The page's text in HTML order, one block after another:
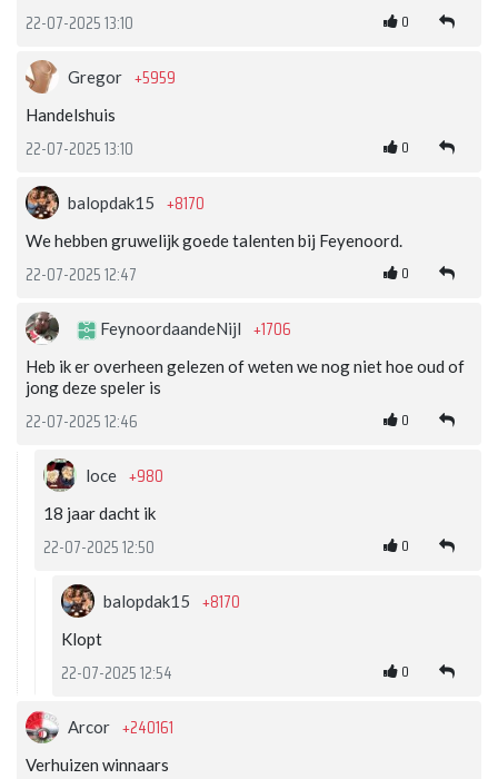
22-07-2025 13:10 0
Gregor +5959
Handelshuis
22-07-2025 13:10 0
balopdak15 +8170
We hebben gruwelijk goede talenten bij Feyenoord.
22-07-2025 12:47 0
FeynoordaandeNijl +1706
Heb ik er overheen gelezen of weten we nog niet hoe oud of
jong deze speler is
22-07-2025 12:46 0
loce +980
18 jaar dacht ik
22-07-2025 12:50 0
balopdak15 +8170
Klopt
22-07-2025 12:54 0
Arcor +240161
Verhuizen winnaars